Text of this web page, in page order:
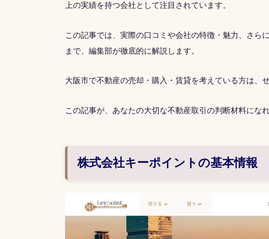
上の実績を持つ会社として注目されています。
この記事では、実際の口コミや会社の特徴・魅力、さら
まで、編集部が徹底的に解説します。
大阪市で不動産の売却・購入・賃貸を考えている方は、
この記事が、あなたの大切な不動産取引の判断材料にな
株式会社キーポイントの基本情報